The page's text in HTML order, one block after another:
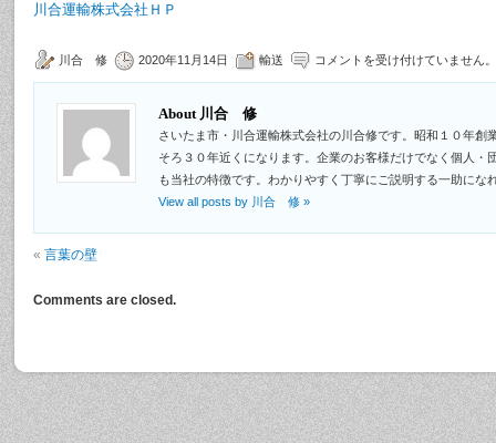
川合運輸株式会社ＨＰ
川合 修 2020年11月14日 輸送 コメントを受け付けていません。
About 川合 修
さいたま市・川合運輸株式会社の川合修です。昭和１０年創
そろ３０年近くになります。企業のお客様だけでなく個人・
も当社の特徴です。わかりやすく丁寧にご説明する一助にな
View all posts by 川合 修 »
« 言葉の壁
Comments are closed.